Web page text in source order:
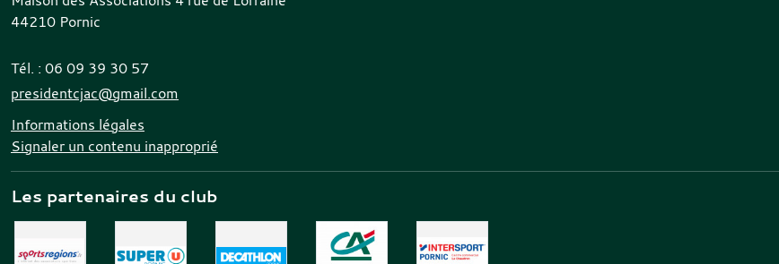
44210 Pornic
Tél. : 06 09 39 30 57
presidentcjac@gmail.com
Informations légales
Signaler un contenu inapproprié
Les partenaires du club